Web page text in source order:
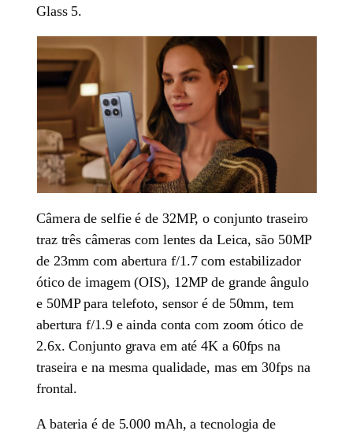
Glass 5.
Câmera de selfie é de 32MP, o conjunto traseiro
traz três câmeras com lentes da Leica, são 50MP
de 23mm com abertura f/1.7 com estabilizador
ótico de imagem (OIS), 12MP de grande ângulo
e 50MP para telefoto, sensor é de 50mm, tem
abertura f/1.9 e ainda conta com zoom ótico de
2.6x. Conjunto grava em até 4K a 60fps na
traseira e na mesma qualidade, mas em 30fps na
frontal.
A bateria é de 5.000 mAh, a tecnologia de